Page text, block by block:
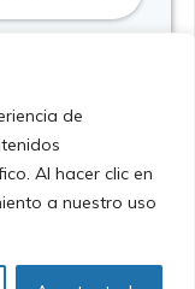
de
Al hacer clic en
a nuestro uso
Real –
/Protección
cometer
información